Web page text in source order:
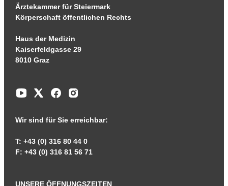
Ärztekammer für Steiermark
Körperschaft öffentlichen Rechts
Haus der Medizin
Kaiserfeldgasse 29
8010 Graz
Wir sind für Sie erreichbar:
T: +43 (0) 316 80 44 0
F: +43 (0) 316 81 56 71
UNSERE ÖFFNUNGSZEITEN